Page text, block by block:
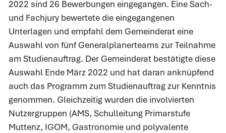
2022 sind 26 Bewerbungen eingegangen. Eine Sach-
und Fachjury bewertete die eingegangenen
Unterlagen und empfahl dem Gemeinderat eine
Auswahl von fünf Generalplanerteams zur Teilnahme
am Studienauftrag. Der Gemeinderat bestätigte diese
Auswahl Ende März 2022 und hat daran anknüpfend
auch das Programm zum Studienauftrag zur Kenntnis
genommen. Gleichzeitig wurden die involvierten
Nutzergruppen (AMS, Schulleitung Primarstufe
Muttenz, IGOM, Gastronomie und polyvalente